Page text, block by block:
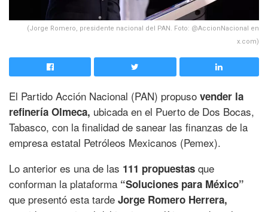
(Jorge Romero, presidente nacional del PAN. Foto: @AccionNacional en
x.com)
El Partido Acción Nacional (PAN) propuso vender la
refinería Olmeca, ubicada en el Puerto de Dos Bocas,
Tabasco, con la finalidad de sanear las finanzas de la
empresa estatal Petróleos Mexicanos (Pemex).
Lo anterior es una de las 111 propuestas que
conforman la plataforma “Soluciones para México”
que presentó esta tarde Jorge Romero Herrera,